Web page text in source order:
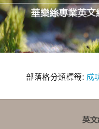
部落格分類標籤: 成
英